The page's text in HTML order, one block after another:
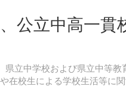
公立中高一
立中学校および県立中等教
在校生による学校生活等に